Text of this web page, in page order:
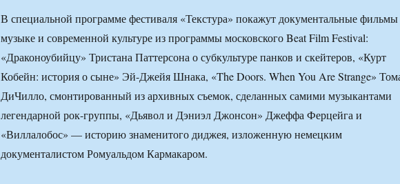
В специальной программе фестиваля «Текстура» покажут документальные
музыке и современной культуре из программы московского Beat Film Festival:
«Драконоубийцу» Тристана Паттерсона о субкультуре панков и скейтеров, «Курт
Кобейн: история о сыне» Эй-Джейя Шнака, «The Doors. When You Are Strange»
ДиЧилло, смонтированный из архивных съемок, сделанных самими музыкантами
легендарной рок-группы, «Дьявол и Дэниэл Джонсон» Джеффа Ферцейга и
«Виллалобос» — историю знаменитого диджея, изложенную немецким
документалистом Ромуальдом Кармакаром.